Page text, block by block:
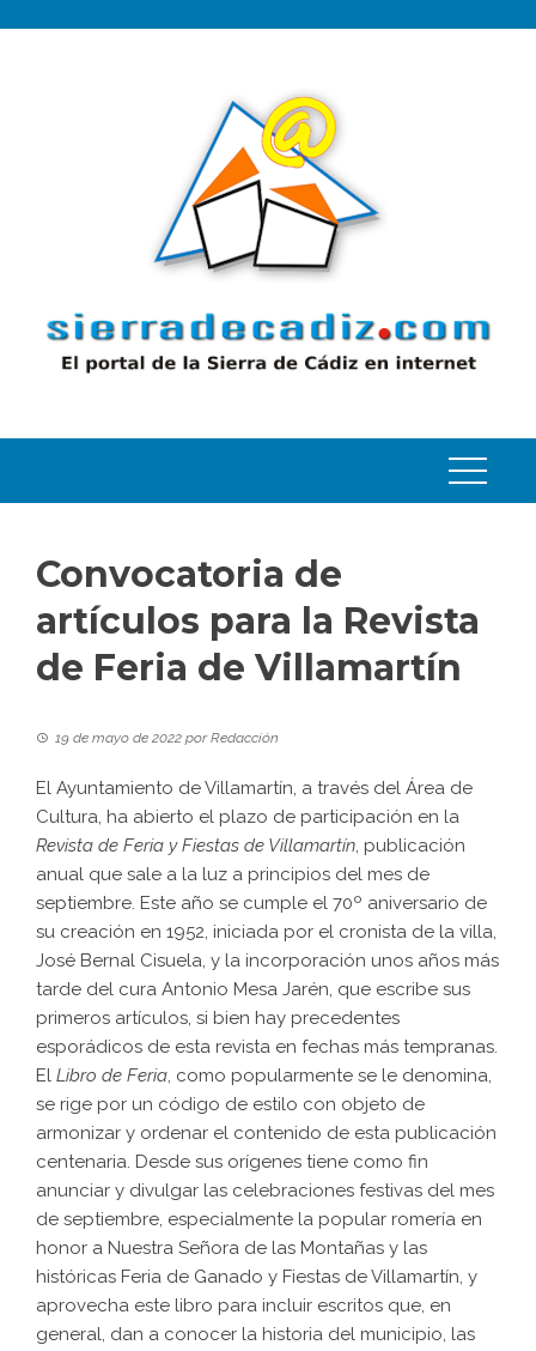
Convocatoria de
artículos para la Revista
de Feria de Villamartín
19 de mayo de 2022 porRedacción
El Ayuntamiento de Villamartín, a través del Área de
Cultura, ha abierto el plazo de participación en la
Revista de Feria y Fiestas de Villamartín, publicación
anual que sale a la luz a principios del mes de
septiembre. Este año se cumple el 70º aniversario de
su creación en 1952, iniciada por el cronista de la villa,
José Bernal Cisuela, y la incorporación unos años más
tarde del cura Antonio Mesa Jarén, que escribe sus
primeros artículos, si bien hay precedentes
esporádicos de esta revista en fechas más tempranas.
El Libro de Feria, como popularmente se le denomina,
se rige por un código de estilo con objeto de
armonizar y ordenar el contenido de esta publicación
centenaria. Desde sus orígenes tiene como fin
anunciar y divulgar las celebraciones festivas del mes
de septiembre, especialmente la popular romería en
honor a Nuestra Señora de las Montañas y las
históricas Feria de Ganado y Fiestas de Villamartín, y
aprovecha este libro para incluir escritos que, en
general, dan a conocer la historia del municipio, las